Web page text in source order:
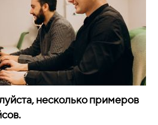
несколько примеров